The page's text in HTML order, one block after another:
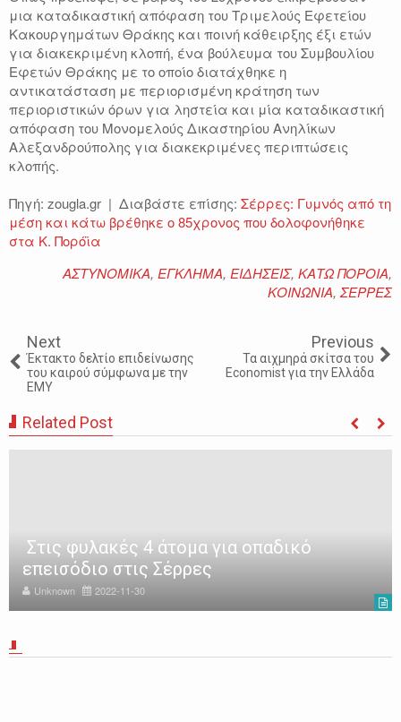
μια καταδικαστική απόφαση του Τριμελούς Εφετείου
Κακουργημάτων Θράκης και ποινή κάθειρξης έξι ετών
για διακεκριμένη κλοπή, ένα βούλευμα του Συμβουλίου
Εφετών Θράκης με το οποίο διατάχθηκε η
αντικατάσταση με περιορισμένη κράτηση των
περιοριστικών όρων για ληστεία και μία καταδικαστική
απόφαση του Μονομελούς Δικαστηρίου Ανηλίκων
Αλεξανδρούπολης για διακεκριμένες περιπτώσεις
κλοπής.
Πηγή: zougla.gr | Διαβάστε επίσης: Σέρρες: Γυμνός από τη
μέση και κάτω βρέθηκε ο 85χρονος που δολοφονήθηκε
στα Κ. Πορόϊα
ΑΣΤΥΝΟΜΙΚΑ, ΕΓΚΛΗΜΑ, ΕΙΔΗΣΕΙΣ, ΚΑΤΩ ΠΟΡΟΙΑ,
ΚΟΙΝΩΝΙΑ, ΣΕΡΡΕΣ
Next
Έκτακτο δελτίο επιδείνωσης
του καιρού σύμφωνα με την
ΕΜΥ
Previous
Τα αιχμηρά σκίτσα του
Economist για την Ελλάδα
Related Post
Στις φυλακές 4 άτομα για οπαδικό
επεισόδιο στις Σέρρες
Unknown 2022-11-30